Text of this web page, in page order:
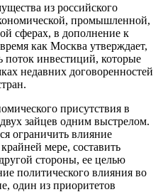
из российского
промышленной,
сферах, в дополнение к
как Москва утверждает,
поток инвестиций, которые
недавних договоренностей
присутствия в
зайцев одним выстрелом.
ограничить влияние
мере, составить
стороны, ее целью
политического влияния во
один из приоритетов